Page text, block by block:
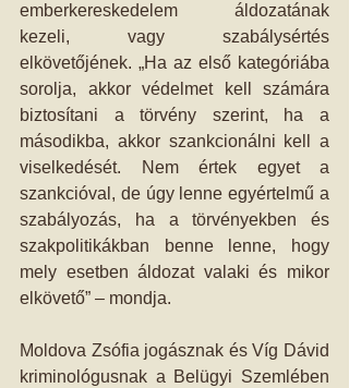
emberkereskedelem áldozatának
kezeli, vagy szabálysértés
elkövetőjének. „Ha az első kategóriába
sorolja, akkor védelmet kell számára
biztosítani a törvény szerint, ha a
másodikba, akkor szankcionálni kell a
viselkedését. Nem értek egyet a
szankcióval, de úgy lenne egyértelmű a
szabályozás, ha a törvényekben és
szakpolitikákban benne lenne, hogy
mely esetben áldozat valaki és mikor
elkövető” – mondja.
Moldova Zsófia jogásznak és Víg Dávid
kriminológusnak a Belügyi Szemlében